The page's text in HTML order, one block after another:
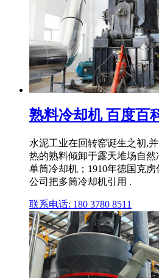
熟料冷却机 百度百
水泥工业在回转窑诞生之初,
热的熟料倾卸于露天堆场自然
单筒冷却机；1910年德国克虏
公司把多筒冷却机引用 .
联系电话: 180 3780 8511